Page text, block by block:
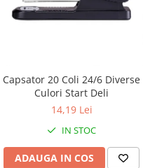
Capsator 20 Coli 24/6 Diverse
Culori Start Deli
14,19 Lei
IN STOC
ADAUGA IN COS